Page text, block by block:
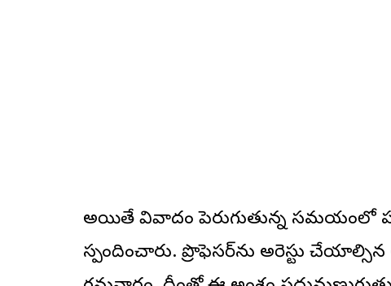
అయితే వివాదం పెరుగుతున్న సమయంలో
స్పందించారు. ప్రొఫెసర్‌ను అరెస్టు